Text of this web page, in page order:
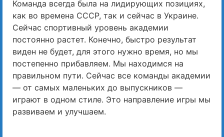
Команда всегда была на лидирующих позициях,
как во времена СССР, так и сейчас в Украине.
Сейчас спортивный уровень академии
постоянно растет. Конечно, быстро результат
виден не будет, для этого нужно время, но мы
постепенно прибавляем. Мы находимся на
правильном пути. Сейчас все команды академии
— от самых маленьких до выпускников —
играют в одном стиле. Это направление игры мы
развиваем и улучшаем.